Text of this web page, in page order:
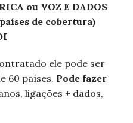
ou VOZ E DADOS
de cobertura)
ele pode ser
60 países. Pode fazer
ligações + dados,